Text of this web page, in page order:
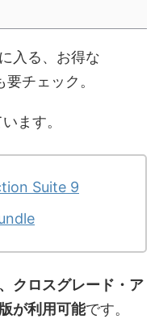
入る、お得な
チェック。
ます。
Suite 9
クロスグレード・ア
が利用可能です。